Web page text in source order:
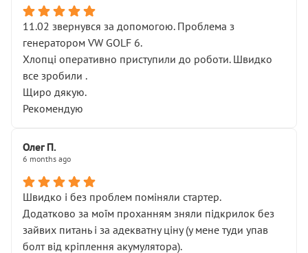
11.02 звернувся за допомогою. Проблема з
генератором VW GOLF 6.
Хлопці оперативно приступили до роботи. Швидко
все зробили .
Щиро дякую.
Рекомендую
Олег П.
6 months ago
Швидко і без проблем поміняли стартер.
Додатково за моїм проханням зняли підкрилок без
зайвих питань і за адекватну ціну (у мене туди упав
болт від кріплення акумулятора).